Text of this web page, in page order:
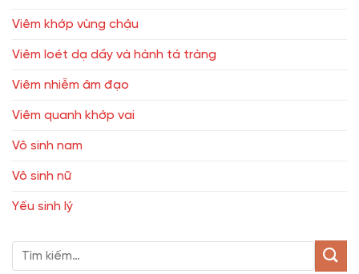
Viêm khớp vùng chậu
Viêm loét dạ dầy và hành tá tràng
Viêm nhiễm âm đạo
Viêm quanh khớp vai
Vô sinh nam
Vô sinh nữ
Yếu sinh lý